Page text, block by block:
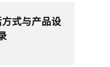
式与产品设